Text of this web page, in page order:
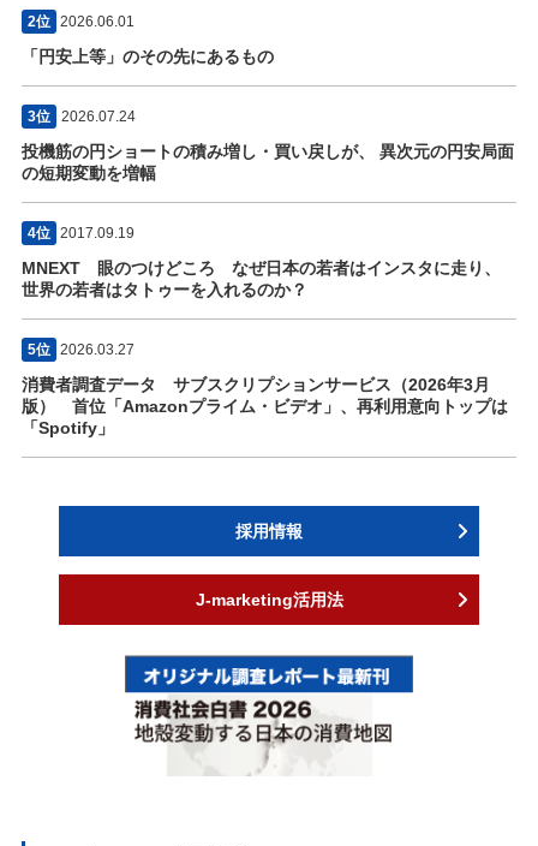
2位 2026.06.01
「円安上等」のその先にあるもの
3位 2026.07.24
投機筋の円ショートの積み増し・買い戻しが、 異次元の円安局面
の短期変動を増幅
4位 2017.09.19
MNEXT 眼のつけどころ なぜ日本の若者はインスタに走り、
世界の若者はタトゥーを入れるのか？
5位 2026.03.27
消費者調査データ サブスクリプションサービス（2026年3月
版） 首位「Amazonプライム・ビデオ」、再利用意向トップは
「Spotify」
採用情報
J-marketing活用法